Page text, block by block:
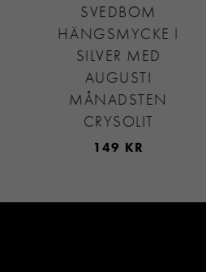
SVEDBOM
HÄNGSMYCKE I
SILVER MED
AUGUSTI
MÅNADSTEN
CRYSOLIT
149 KR